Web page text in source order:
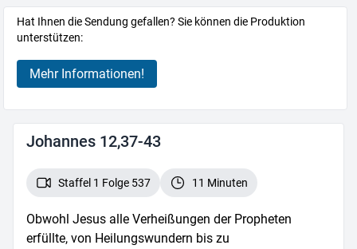
Hat Ihnen die Sendung gefallen? Sie können die Produktion
unterstützen:
Mehr Informationen!
Johannes 12,37-43
Staffel 1 Folge 537 11 Minuten
Obwohl Jesus alle Verheißungen der Propheten
erfüllte, von Heilungswundern bis zu